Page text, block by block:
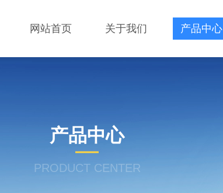
网站首页 关于我们 产品中心
产品中心
PRODUCT CENTER